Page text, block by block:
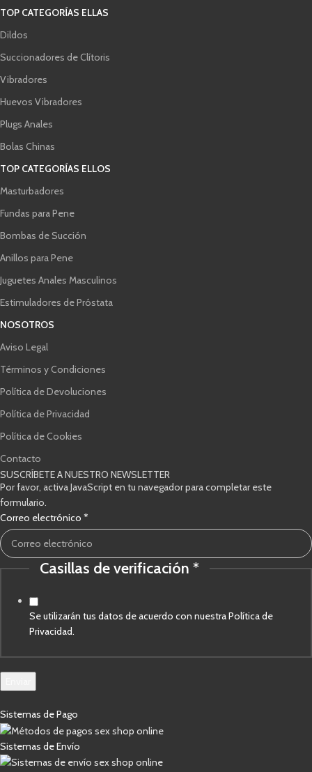
TOP CATEGORÍAS ELLAS
Dildos
Succionadores de Clítoris
Vibradores
Huevos Vibradores
Plugs Anales
Bolas Chinas
TOP CATEGORÍAS ELLOS
Masturbadores
Fundas para Pene
Bombas de Succión
Anillos para Pene
Juguetes Anales Masculinos
Estimuladores de Próstata
NOSOTROS
Aviso Legal
Términos y Condiciones
Política de Devoluciones
Política de Privacidad
Política de Cookies
Contacto
SUSCRÍBETE A NUESTRO NEWSLETTER
Por favor, activa JavaScript en tu navegador para completar este
formulario.
verificación
Casillas
electrónico
Correo electrónico *
Casillas de verificación *
Se utilizarán tus datos de acuerdo con nuestra Política de
Privacidad.
Sistemas de Pago
Sistemas de Envío